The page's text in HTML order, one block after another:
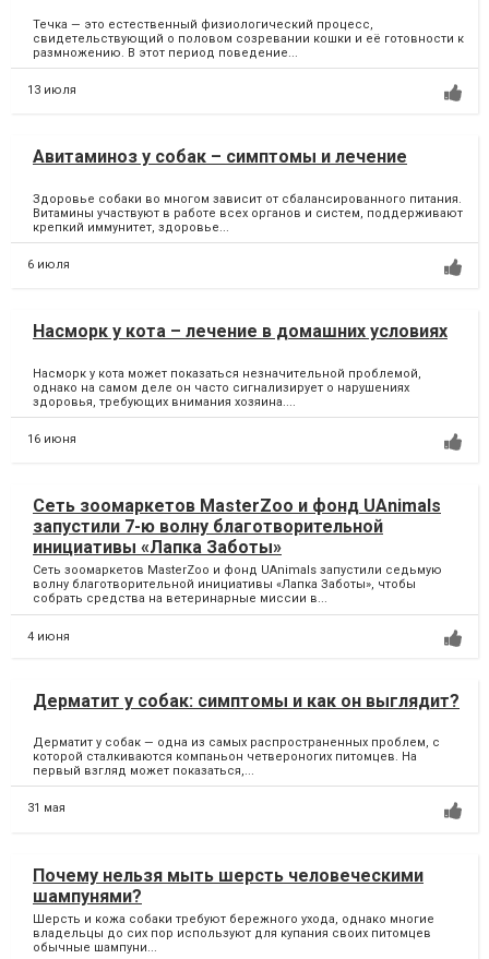
Течка — это естественный физиологический процесс,
свидетельствующий о половом созревании кошки и её готовности к
размножению. В этот период поведение...
13 июля
Авитаминоз у собак – симптомы и лечение
Здоровье собаки во многом зависит от сбалансированного питания.
Витамины участвуют в работе всех органов и систем, поддерживают
крепкий иммунитет, здоровье...
6 июля
Насморк у кота – лечение в домашних условиях
Насморк у кота может показаться незначительной проблемой,
однако на самом деле он часто сигнализирует о нарушениях
здоровья, требующих внимания хозяина....
16 июня
Сеть зоомаркетов MasterZoo и фонд UAnimals
запустили 7-ю волну благотворительной
инициативы «Лапка Заботы»
Сеть зоомаркетов MasterZoo и фонд UAnimals запустили седьмую
волну благотворительной инициативы «Лапка Заботы», чтобы
собрать средства на ветеринарные миссии в...
4 июня
Дерматит у собак: симптомы и как он выглядит?
Дерматит у собак — одна из самых распространенных проблем, с
которой сталкиваются компаньон четвероногих питомцев. На
первый взгляд может показаться,...
31 мая
Почему нельзя мыть шерсть человеческими
шампунями?
Шерсть и кожа собаки требуют бережного ухода, однако многие
владельцы до сих пор используют для купания своих питомцев
обычные шампуни...